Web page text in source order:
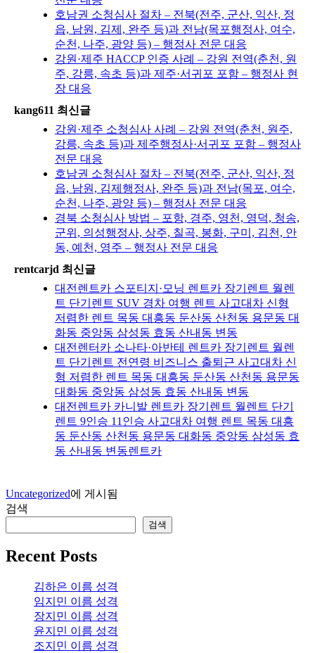
호남권 소청심사 절차 – 전북(전주, 군산, 익산, 정
읍, 남원, 김제, 완주 등)과 전남(목포행정사, 여수,
순천, 나주, 광양 등) – 행정사 전문 대응
강원·제주 HACCP 인증 사례 – 강원 전역(춘천, 원
주, 강릉, 속초 등)과 제주·서귀포 포함 – 행정사 현
장 대응
kang611 최신글
강원·제주 소청심사 사례 – 강원 전역(춘천, 원주,
강릉, 속초 등)과 제주행정사·서귀포 포함 – 행정사
전문 대응
호남권 소청심사 절차 – 전북(전주, 군산, 익산, 정
읍, 남원, 김제행정사, 완주 등)과 전남(목포, 여수,
순천, 나주, 광양 등) – 행정사 전문 대응
경북 소청심사 방법 – 포항, 경주, 영천, 영덕, 청송,
군위, 의성행정사, 상주, 칠곡, 봉화, 구미, 김천, 안
동, 예천, 영주 – 행정사 전문 대응
rentcarjd 최신글
대전렌트카 스포티지·모닝 렌트카 장기렌트 월렌
트 단기렌트 SUV 경차 여행 렌트 사고대차 신형
저렴한 렌트 목동 대흥동 둔산동 산천동 용문동 대
화동 중앙동 삼성동 효동 산내동 변동
대전렌터카 소나타·아반테 렌트카 장기렌트 월렌
트 단기렌트 전연령 비즈니스 출퇴근 사고대차 신
형 저렴한 렌트 목동 대흥동 둔산동 산천동 용문동
대화동 중앙동 삼성동 효동 산내동 변동
대전렌트카 카니발 렌트카 장기렌트 월렌트 단기
렌트 9인승 11인승 사고대차 여행 렌트 목동 대흥
동 둔산동 산천동 용문동 대화동 중앙동 삼성동 효
동 산내동 변동렌트카
Uncategorized에 게시됨
검색
검색
Recent Posts
김하은 이름 성격
임지민 이름 성격
장지민 이름 성격
윤지민 이름 성격
조지민 이름 성격